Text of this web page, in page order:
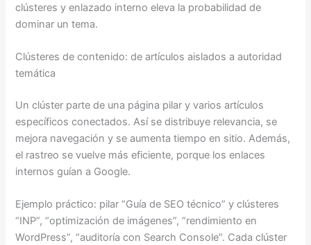
clústeres y enlazado interno eleva la probabilidad de
dominar un tema.
Clústeres de contenido: de artículos aislados a autoridad
temática
Un clúster parte de una página pilar y varios artículos
específicos conectados. Así se distribuye relevancia, se
mejora navegación y se aumenta tiempo en sitio. Además,
el rastreo se vuelve más eficiente, porque los enlaces
internos guían a Google.
Ejemplo práctico: pilar “Guía de SEO técnico” y clústeres
“INP”, “optimización de imágenes”, “rendimiento en
WordPress”, “auditoría con Search Console”. Cada clúster